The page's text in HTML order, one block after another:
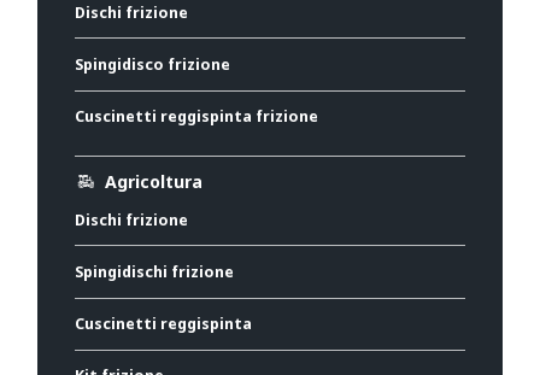
Dischi frizione
Spingidisco frizione
Cuscinetti reggispinta frizione
Agricoltura
Dischi frizione
Spingidischi frizione
Cuscinetti reggispinta